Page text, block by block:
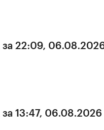
за 22:09,
13:47, 06.08.2026